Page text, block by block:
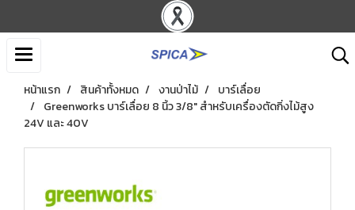
หน้าแรก สินค้าทั้งหมด งานป่าไม้
บาร์เลื่อย
Greenworks บาร์เลื่อย 8 นิ้ว 3/8″ สำหรับเครื่องตัดกิ่งไม้สูง
24V และ 40V